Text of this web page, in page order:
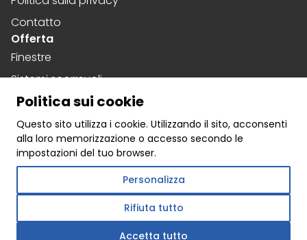
Politica sui cookie
Questo sito utilizza i cookie. Utilizzando il sito, acconsenti
alla loro memorizzazione o accesso secondo le
impostazioni del tuo browser.
Personalizza
Rifiuta tutto
Accetta tutto
Contatto
Offerta
Finestre
Sistemi scorrevoli
Porte
Social media
Facebook
Instagram